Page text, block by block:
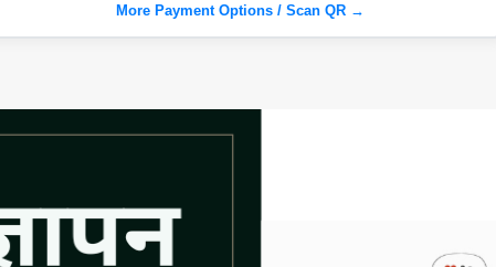
More Payment Options / Scan QR →